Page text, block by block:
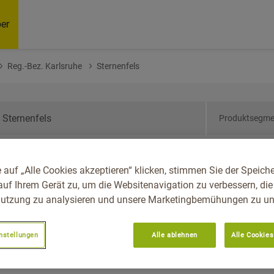
Reg.-Bez. Karlsruhe Sternenfels
Württemberg, Reg.-
auf „Alle Cookies akzeptieren“ klicken, stimmen Sie der
Ihrem Gerät zu, um die Websitenavigation zu verbessern, die
zu analysieren und unsere Marketingbemühungen zu
Alle ablehnen Alle